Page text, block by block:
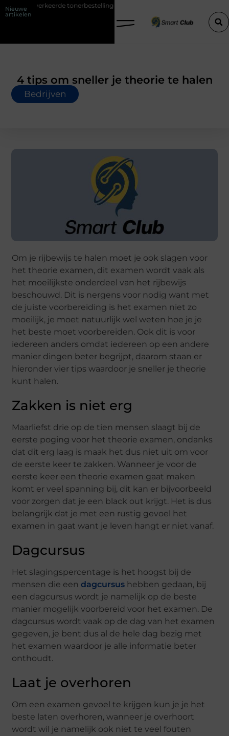
Nieuwe
artikelen
tonerbestelling bij HP printers
4 tips om sneller je theorie te halen
Bedrijven
Om je rijbewijs te halen moet je ook slagen voor
het theorie examen, dit examen wordt vaak als
het moeilijkste onderdeel van het rijbewijs
beschouwd. Dit is nergens voor nodig want met
de juiste voorbereiding is het examen niet zo
moeilijk, je moet natuurlijk wel weten hoe je je
het beste moet voorbereiden. Ook dit is voor
iedereen anders omdat iedereen op een andere
manier dingen beter begrijpt, daarom staan er
hieronder vier tips waardoor je sneller je theorie
kunt halen.
Zakken is niet erg
Maarliefst drie op de tien mensen slaagt bij de
eerste poging voor het theorie examen, ondanks
dat dit erg laag is maak het dus niet uit om voor
de eerste keer te zakken. Wanneer je voor de
eerste keer een theorie examen gaat maken
komt er veel spanning bij, dit kan er bijvoorbeeld
voor zorgen dat je een black out krijgt. Het is dus
belangrijk dat je met een rustig gevoel het
examen in gaat want je leven hangt er niet vanaf.
Dagcursus
Het slagingspercentage is het hoogst bij de
mensen die eendagcursus hebben gedaan, bij
een dagcursus wordt je namelijk op de beste
manier mogelijk voorbereid voor het examen. De
dagcursus wordt vaak op de dag van het examen
gegeven, je bent dus al de hele dag bezig met
het examen waardoor je alle informatie beter
onthoudt.
Laat je overhoren
Om een examen gevoel te krijgen kun je je het
beste laten overhoren, wanneer je overhoort
wordt wil je namelijk ook niet te veel fouten